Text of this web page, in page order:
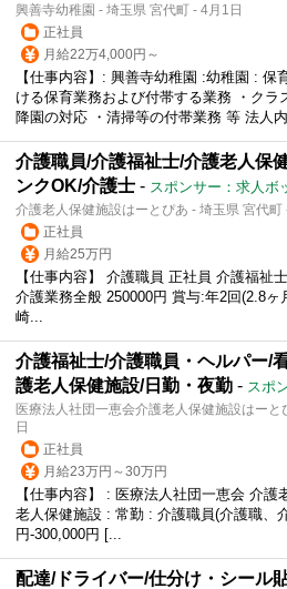
興善寺幼稚園 - 埼玉県 宮代町 - 4月1日
正社員
月給22万4,000円～
【仕事内容】: 興善寺幼稚園 :幼稚園 : 保
ける保育業務および付帯する業務 ・クラ
降園の対応 ・清掃等の付帯業務 等 法人内
介護職員/介護福祉士/介護老人保
ンクOK/介護士 - スポンサー：求人ボ
介護老人保健施設はーとぴあ - 埼玉県 宮代町
正社員
月給25万円
【仕事内容】 介護職員 正社員 介護福祉
介護業務全般 250000円 賞与:年2回(2.8ヶ
崎...
介護福祉士/介護職員・ヘルパー/
護老人保健施設/日勤・夜勤 - スポ
医療法人社団一恵会介護老人保健施設はーと
日
正社員
月給23万円～30万円
【仕事内容】 : 医療法人社団一恵会 介
老人保健施設 : 常勤 : 介護職員(介護職、
円-300,000円 [...
配達/ドライバー/仕分け・シール